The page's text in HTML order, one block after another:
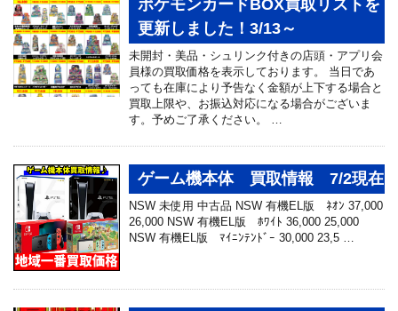
ポケモンカードBOX買取リストを
更新しました！3/13～
未開封・美品・シュリンク付きの店頭・アプリ会
員様の買取価格を表示しております。 当日であ
っても在庫により予告なく金額が上下する場合と
買取上限や、お振込対応になる場合がございま
す。予めご了承ください。 …
ゲーム機本体 買取情報 7/2現在
NSW 未使用 中古品 NSW 有機EL版 ﾈｵﾝ 37,000
26,000 NSW 有機EL版 ﾎﾜｲﾄ 36,000 25,000
NSW 有機EL版 ﾏｲﾆﾝﾃﾝﾄﾞｰ 30,000 23,5 …